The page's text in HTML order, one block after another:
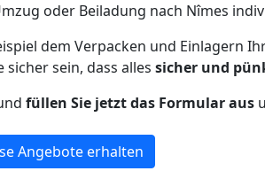
oder Beiladung nach Nîmes
dem Verpacken und Einlagern
sein, dass alles sicher und
füllen Sie jetzt das Formular aus
Angebote erhalten